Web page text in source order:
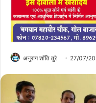
अनुराग शाँति तुरे 27/07/